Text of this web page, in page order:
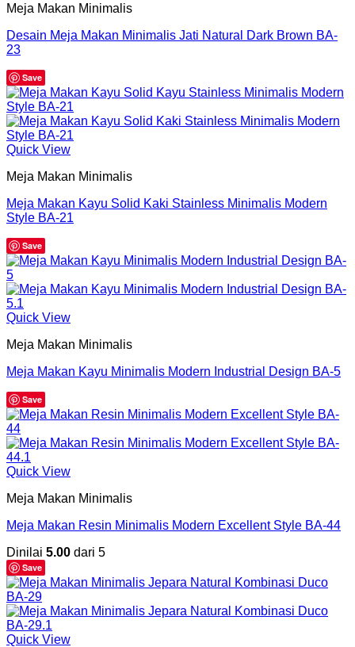
Meja Makan Minimalis
Desain Meja Makan Minimalis Jati Natural Dark Brown BA-
23
Save
Quick View
Meja Makan Minimalis
Meja Makan Kayu Solid Kaki Stainless Minimalis Modern
Style BA-21
Save
Quick View
Meja Makan Minimalis
Meja Makan Kayu Minimalis Modern Industrial Design BA-5
Save
Quick View
Meja Makan Minimalis
Meja Makan Resin Minimalis Modern Excellent Style BA-44
Dinilai 5.00 dari 5
Save
Quick View